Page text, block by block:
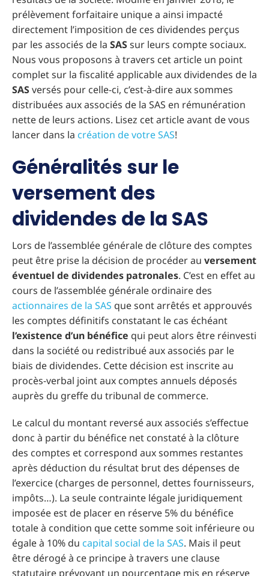
prélèvement forfaitaire unique a ainsi impacté
directement l’imposition de ces dividendes perçus
par les associés de la SASsur leurs compte sociaux.
Nous vous proposons à travers cet article un point
complet sur la fiscalité applicable aux dividendes de la
SASversés pour celle-ci, c’est-à-dire aux sommes
distribuées aux associés de la SAS en rémunération
nette de leurs actions. Lisez cet article avant de vous
lancer dans la création de votre SAS!
Généralités sur le
versement des
dividendes de la SAS
Lors de l’assemblée générale de clôture des comptes
peut être prise la décision de procéder au versement
éventuel de dividendes patronales. C’est en effet au
cours de l’assemblée générale ordinaire des
actionnaires de la SAS que sont arrêtés et approuvés
les comptes définitifs constatant le cas échéant
l’existence d’un bénéfice qui peut alors être réinvesti
dans la société ou redistribué aux associés par le
biais de dividendes. Cette décision est inscrite au
procès-verbal joint aux comptes annuels déposés
auprès du greffe du tribunal de commerce.
Le calcul du montant reversé aux associés s’effectue
donc à partir du bénéfice net constaté à la clôture
des comptes et correspond aux sommes restantes
après déduction du résultat brut des dépenses de
l’exercice (charges de personnel, dettes fournisseurs,
impôts…). La seule contrainte légale juridiquement
imposée est de placer en réserve 5% du bénéfice
totale à condition que cette somme soit inférieure ou
égale à 10% du capital social de la SAS. Mais il peut
être dérogé à ce principe à travers une clause
statutaire prévoyant un pourcentage mis en réserve